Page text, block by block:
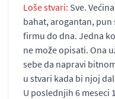
Loše stvari: Sve.
bahat, arogantan, pun
firmu do dna. Jedna
ne može opisati. Ona
sebe da napravi
u stvari kada bi njoj
U poslednjih 6 meseci